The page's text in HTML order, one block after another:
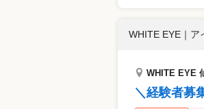
WHITE EYE ｜ ア
WHITE EYE
＼経験者募